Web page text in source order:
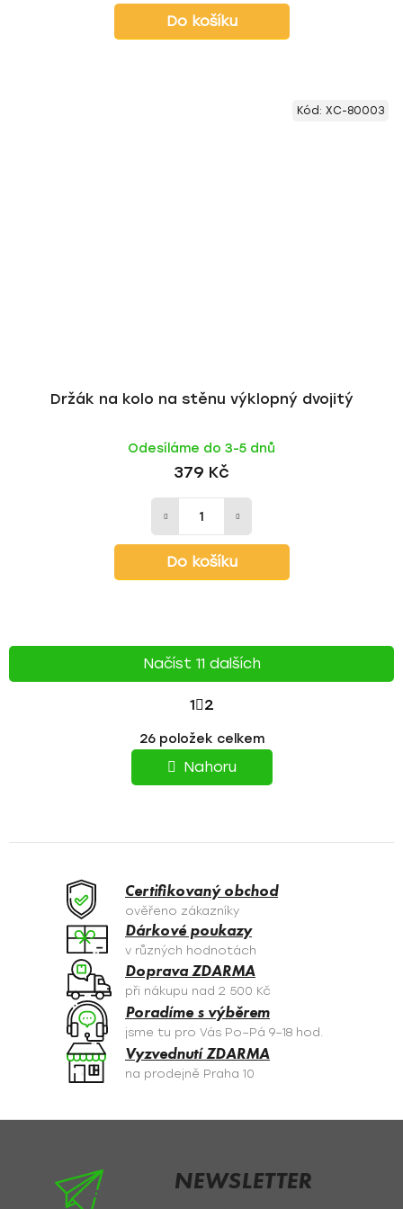
Do košíku
Držák na kolo na stěnu výklopný dvojitý
Odesíláme do 3-5 dnů
379 Kč
Do košíku
Kód: XC-80003
v
l
á
c
r
v
k
y
v
ý
p
i
s
u
Načíst 11 dalších
S
T
R
Á
K
O
V
Á
N
Í
1 2
26položek celkem
Nahoru
Certifikovaný obchod
ověřeno zákazníky
Dárkové poukazy
v různých hodnotách
Doprava ZDARMA
při nákupu nad 2 500 Kč
Poradíme s výběrem
jsme tu pro Vás Po–Pá 9–18 hod.
Vyzvednutí ZDARMA
na prodejně Praha 10
NEWSLETTER